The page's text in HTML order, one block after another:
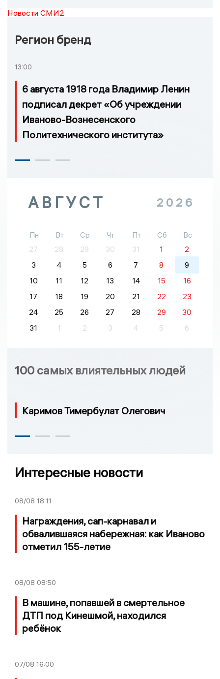
Новости СМИ2
Регион бренд
13:00
6 августа 1918 года Владимир Ленин
подписал декрет «Об учреждении
Иваново-Вознесенского
Политехнического института»
АВГУСТ 2026
Пн Вт Ср Чт Пт Сб
Вс
27
28 29 30 31 1
2
3
4 5 6 7 8
9
10
11 12 13 14 15
16
17
18 19 20 21 22
23
24
25 26 27 28 29
30
31
1 2 3 4 5 6
100 самых влиятельных людей
Каримов Тимербулат Олегович
Интересные новости
08/08 18:11
Награждения, сап-карнавал и
обвалившаяся набережная: как Иваново
отметил 155-летие
08/08 08:50
В машине, попавшей в смертельное
ДТП под Кинешмой, находился
ребёнок
07/08 16:00